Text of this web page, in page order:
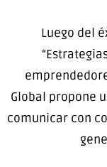
Luego del
Global propone
comunicar con